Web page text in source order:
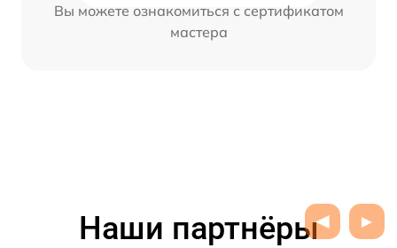
Вы можете ознакомиться с сертификатом
мастера
Наши партнёры